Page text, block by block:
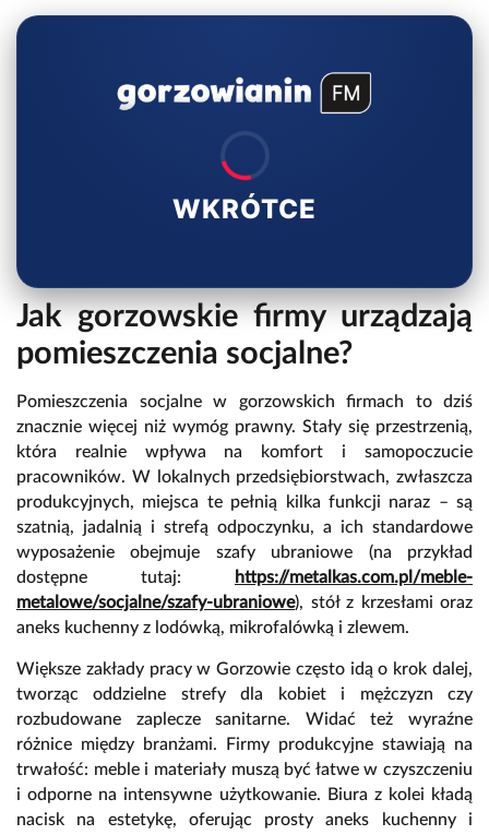
WKRÓTCE
Jak gorzowskie firmy urządzają
pomieszczenia socjalne?
Pomieszczenia socjalne w gorzowskich firmach to dziś
znacznie więcej niż wymóg prawny. Stały się przestrzenią,
która realnie wpływa na komfort i samopoczucie
pracowników. W lokalnych przedsiębiorstwach, zwłaszcza
produkcyjnych, miejsca te pełnią kilka funkcji naraz – są
szatnią, jadalnią i strefą odpoczynku, a ich standardowe
wyposażenie obejmuje szafy ubraniowe (na przykład
dostępne tutaj:
https://metalkas.com.pl/meble-
metalowe/socjalne/szafy-ubraniowe), stół z krzesłami oraz
aneks kuchenny z lodówką, mikrofalówką i zlewem.
Większe zakłady pracy w Gorzowie często idą o krok dalej,
tworząc oddzielne strefy dla kobiet i mężczyzn czy
rozbudowane zaplecze sanitarne. Widać też wyraźne
różnice między branżami. Firmy produkcyjne stawiają na
trwałość: meble i materiały muszą być łatwe w czyszczeniu
i odporne na intensywne użytkowanie. Biura z kolei kładą
nacisk na estetykę, oferując prosty aneks kuchenny i